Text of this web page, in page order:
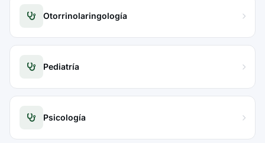
Otorrinolaringología
Pediatría
Psicología